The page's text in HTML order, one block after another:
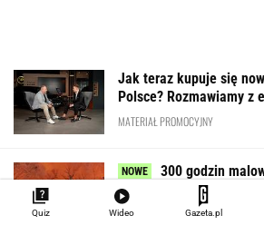
Jak teraz kupuje się
Polsce? Rozmawiamy z
MATERIAŁ PROMOCYJNY
300 godzin
wyjątkowe
Quiz Wideo Gazeta.pl